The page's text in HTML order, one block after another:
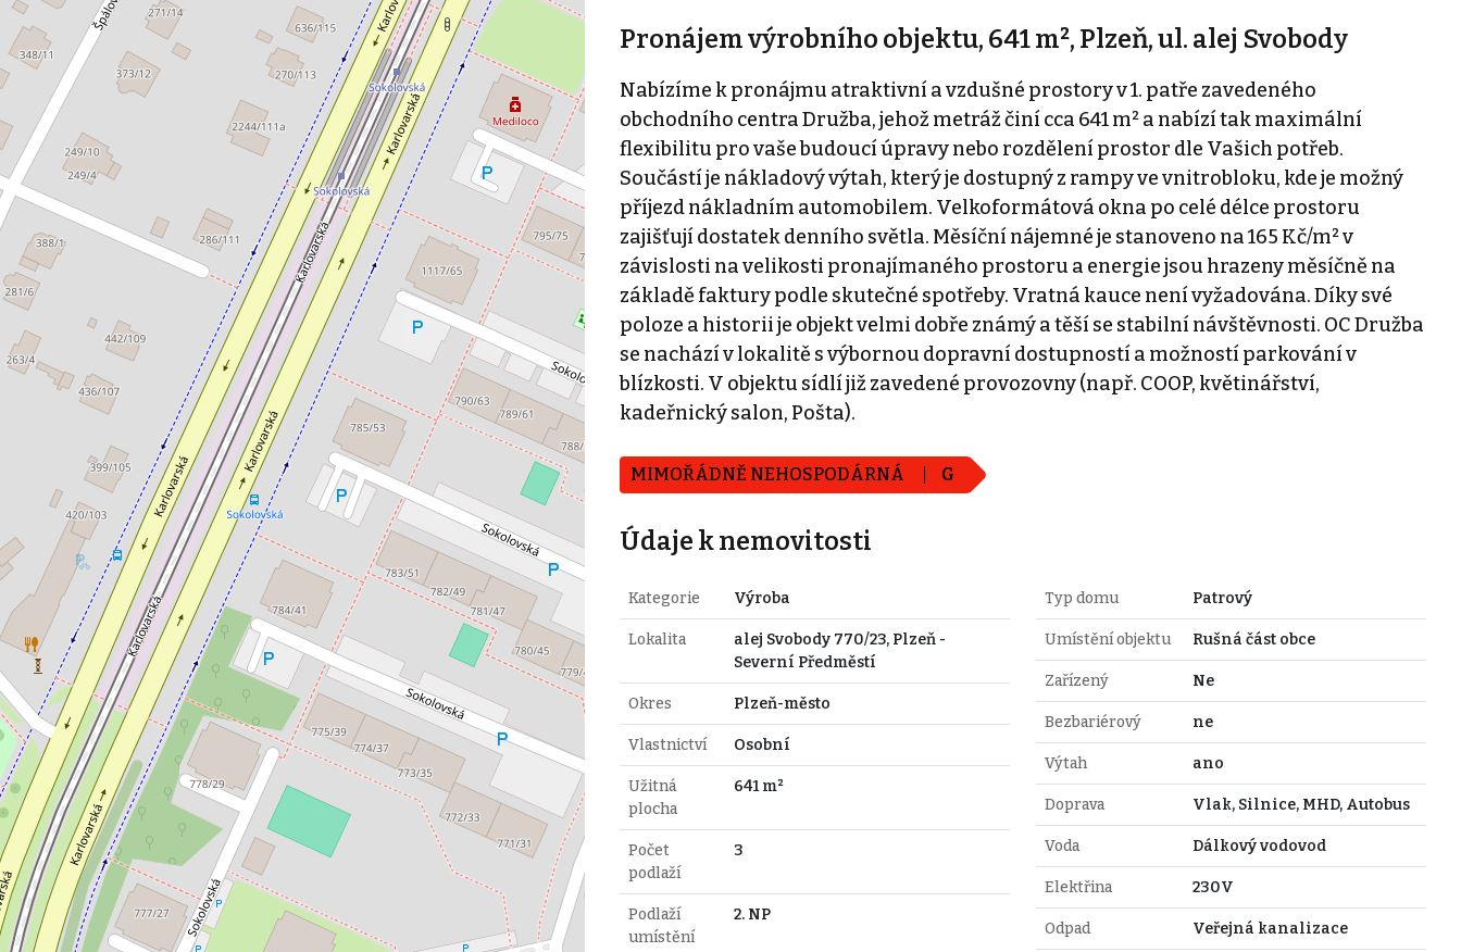
Pronájem výrobního objektu, 641 m², Plzeň, ul. alej Svobody
Nabízíme k pronájmu atraktivní a vzdušné prostory v 1. patře zavedeného
obchodního centra Družba, jehož metráž činí cca 641 m² a nabízí tak maximální
flexibilitu pro vaše budoucí úpravy nebo rozdělení prostor dle Vašich potřeb.
Součástí je nákladový výtah, který je dostupný z rampy ve vnitrobloku, kde je možný
příjezd nákladním automobilem. Velkoformátová okna po celé délce prostoru
zajišťují dostatek denního světla. Měsíční nájemné je stanoveno na 165 Kč/m² v
závislosti na velikosti pronajímaného prostoru a energie jsou hrazeny měsíčně na
základě faktury podle skutečné spotřeby. Vratná kauce není vyžadována. Díky své
poloze a historii je objekt velmi dobře známý a těší se stabilní návštěvnosti. OC Družba
se nachází v lokalitě s výbornou dopravní dostupností a možností parkování v
blízkosti. V objektu sídlí již zavedené provozovny (např. COOP, květinářství,
kadeřnický salon, Pošta).
MIMOŘÁDNĚ NEHOSPODÁRNÁ G
Údaje k nemovitosti
Kategorie Výroba
Lokalita
alej Svobody 770/23, Plzeň -
Severní Předměstí
Okres Plzeň-město
Vlastnictví Osobní
Užitná
plocha
641 m²
Počet
podlaží
3
Podlaží
umístění
2. NP
Typ domu Patrový
Umístění objektu Rušná část obce
Zařízený Ne
Bezbariérový ne
Výtah ano
Doprava Vlak, Silnice, MHD, Autobus
Voda Dálkový vodovod
Elektřina 230V
Odpad Veřejná kanalizace